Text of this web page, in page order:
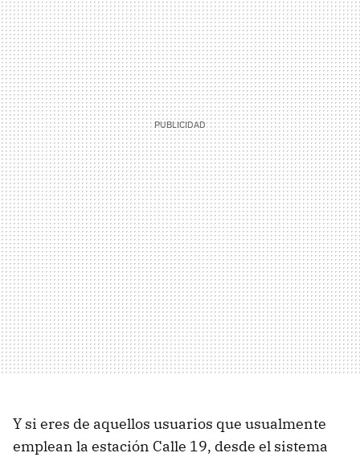
Y si eres de aquellos usuarios que usualmente
emplean la estación Calle 19, desde el sistema